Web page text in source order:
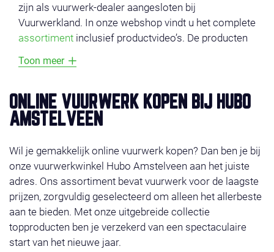
zijn als vuurwerk-dealer aangesloten bij
Vuurwerkland. In onze webshop vindt u het complete
assortiment inclusief productvideo’s. De producten
zoalsvoordeel vuurwerk
bestel uw vuurwerk online en profiteer van super-
acties en gratis vuurwerk. Het vuurwerk ligt klaar op
de door u gekozen afhaaldag 29, 30 of 31 december
2025. Wilt u liever bestellen in de winkel, check dan
even de
contact pagina. Wij wensen u veel shop
plezier!
Toon meer
ONLINE VUURWERK KOPEN BIJ HUBO
AMSTELVEEN
Wil je gemakkelijk online vuurwerk kopen? Dan ben je bij
onze vuurwerkwinkel Hubo Amstelveen aan het juiste
adres. Ons assortiment bevat vuurwerk voor de laagste
prijzen, zorgvuldig geselecteerd om alleen het allerbeste
aan te bieden. Met onze uitgebreide collectie
topproducten ben je verzekerd van een spectaculaire
start van het nieuwe jaar.